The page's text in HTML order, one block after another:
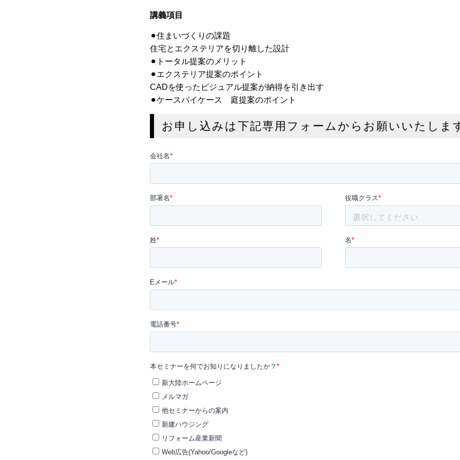
講義項目
⚫︎住まいづくりの課題
住宅とエクステリアを切り離した設計
⚫︎トータル提案のメリット
⚫︎エクステリア提案のポイント
CADを使ったビジュアル提案が納得を引き出す
⚫︎ケースバイケース 庭提案のポイント
お申し込みは下記専用フォームからお願いいたしま